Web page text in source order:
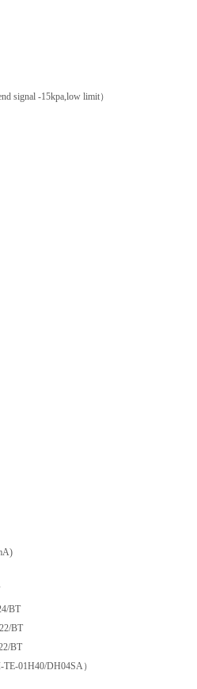
signal -15kpa,low limit）
I
20mA)
BT
24/BT
22/BT
22/BT
RI-TE-01H40/DH04SA）